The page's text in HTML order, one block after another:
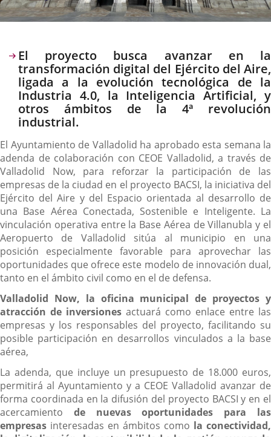
Descripción
El proyecto busca avanzar en la
transformación digital del Ejército del Aire,
ligada a la evolución tecnológica de la
Industria 4.0, la Inteligencia Artificial, y
otros ámbitos de la 4ª revolución
industrial.
El Ayuntamiento de Valladolid ha aprobado esta semana la
adenda de colaboración con CEOE Valladolid, a través de
Valladolid Now, para reforzar la participación de las
empresas de la ciudad en el proyecto BACSI, la iniciativa del
Ejército del Aire y del Espacio orientada al desarrollo de
una Base Aérea Conectada, Sostenible e Inteligente. La
vinculación operativa entre la Base Aérea de Villanubla y el
Aeropuerto de Valladolid sitúa al municipio en una
posición especialmente favorable para aprovechar las
oportunidades que ofrece este modelo de innovación dual,
tanto en el ámbito civil como en el de defensa.
Valladolid Now, la oficina municipal de proyectos y
atracción de inversiones actuará como enlace entre las
empresas y los responsables del proyecto, facilitando su
posible participación en desarrollos vinculados a la base
aérea,
La adenda, que incluye un presupuesto de 18.000 euros,
permitirá al Ayuntamiento y a CEOE Valladolid avanzar de
forma coordinada en la difusión del proyecto BACSI y en el
acercamiento de nuevas oportunidades para las
empresas interesadas en ámbitos como la conectividad,